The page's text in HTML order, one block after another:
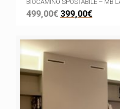
BIOCAMINO SPOSTABILE – MB
499,00€ 399,00€